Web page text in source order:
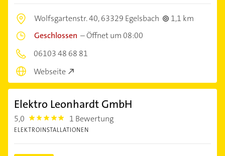
Wolfsgartenstr. 40,63329 Egelsbach
1,1 km
Geschlossen –Öffnet um 08:00
06103 48 68 81
Webseite
Elektro Leonhardt GmbH
5,0 5.0 1 Bewertung
ELEKTROINSTALLATIONEN